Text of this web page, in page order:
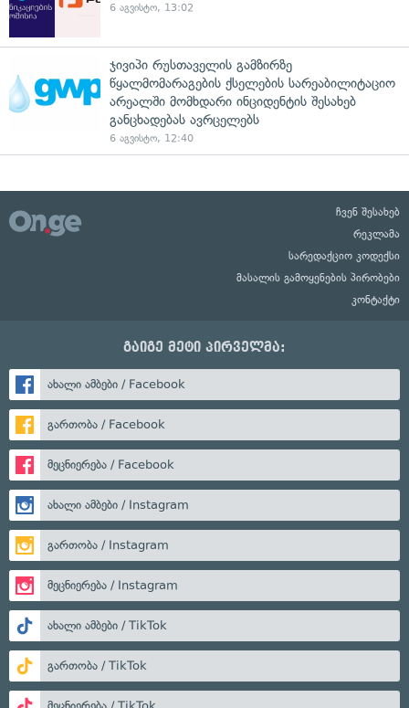
6 აგვისტო, 13:02
ჯივიპი რუსთაველის გამზირზე
წყალმომარაგების ქსელების სარეაბილიტაციო
არეალში მომხდარი ინციდენტის შესახებ
განცხადებას ავრცელებს
6 აგვისტო, 12:40
ჩვენ შესახებ
რეკლამა
სარედაქციო კოდექსი
მასალის გამოყენების პირობები
კონტაქტი
გაიგე მეტი პირველმა:
ახალი ამბები / Facebook
გართობა / Facebook
მეცნიერება / Facebook
ახალი ამბები / Instagram
გართობა / Instagram
მეცნიერება / Instagram
ახალი ამბები / TikTok
გართობა / TikTok